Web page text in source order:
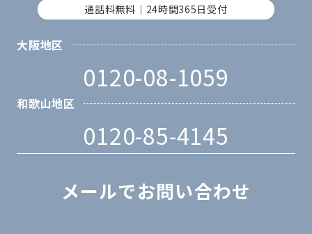
通話料無料｜24時間365日受付
大阪地区
0120-08-1059
和歌山地区
0120-85-4145
メールでお問い合わせ